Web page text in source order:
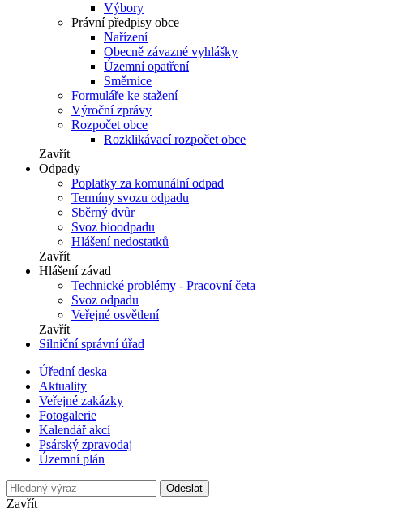
Výbory
Právní předpisy obce
Nařízení
Obecně závazné vyhlášky
Územní opatření
Směrnice
Formuláře ke stažení
Výroční zprávy
Rozpočet obce
Rozklikávací rozpočet obce
Zavřít
Odpady
Poplatky za komunální odpad
Termíny svozu odpadu
Sběrný dvůr
Svoz bioodpadu
Hlášení nedostatků
Zavřít
Hlášení závad
Technické problémy - Pracovní četa
Svoz odpadu
Veřejné osvětlení
Zavřít
Silniční správní úřad
Úřední deska
Aktuality
Veřejné zakázky
Fotogalerie
Kalendář akcí
Psárský zpravodaj
Územní plán
Odeslat
Zavřít